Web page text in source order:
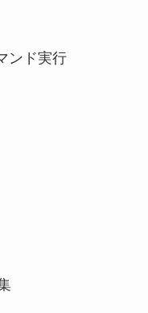
ンド実行